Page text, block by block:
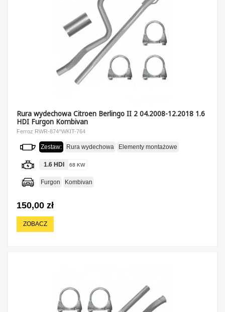
Rura wydechowa Citroen Berlingo II 2 04.2008-12.2018 1.6
HDI Furgon Kombivan
Ferroz RWR-874^WKIT-764
Zestaw: Rura wydechowa Elementy montażowe
1.6 HDI 68 KW
Furgon Kombivan
150,00 zł
ZOBACZ